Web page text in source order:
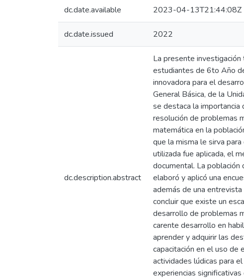
dc.date.available 2023-04-13T21:44:08Z
dc.date.issued 2022
dc.description.abstract
La presente
estudiantes de 6to Año
innovadora para el
General Básica, de la
se destaca la importancia
resolución de problemas
matemática en la
que la misma le sirva
utilizada fue aplicada, el
documental. La
elaboró y aplicó una
además de una
concluir que existe un
desarrollo de problemas
carente desarrollo en
aprender y adquirir las
capacitación en el uso de
actividades lúdicas para
experiencias